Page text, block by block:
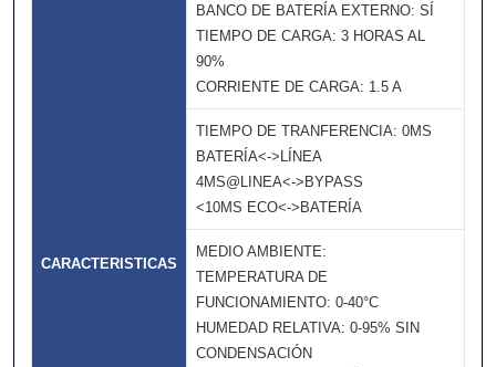
CARACTERISTICAS
BANCO DE BATERÍA EXTERNO: SÍ
TIEMPO DE CARGA: 3 HORAS AL
90%
CORRIENTE DE CARGA: 1.5 A
TIEMPO DE TRANFERENCIA: 0MS
BATERÍA<->LÍNEA
4MS@LINEA<->BYPASS
<10MS ECO<->BATERÍA
MEDIO AMBIENTE:
TEMPERATURA DE
FUNCIONAMIENTO: 0-40°C
HUMEDAD RELATIVA: 0-95% SIN
CONDENSACIÓN